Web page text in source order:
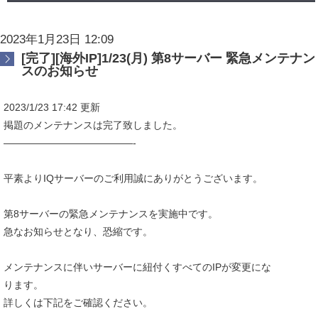
2023年1月23日 12:09
[完了][海外IP]1/23(月) 第8サーバー 緊急メンテナン
スのお知らせ
2023/1/23 17:42 更新
掲題のメンテナンスは完了致しました。
—————————————-
平素よりIQサーバーのご利用誠にありがとうございます。
第8サーバーの緊急メンテナンスを実施中です。
急なお知らせとなり、恐縮です。
メンテナンスに伴いサーバーに紐付くすべてのIPが変更にな
ります。
詳しくは下記をご確認ください。